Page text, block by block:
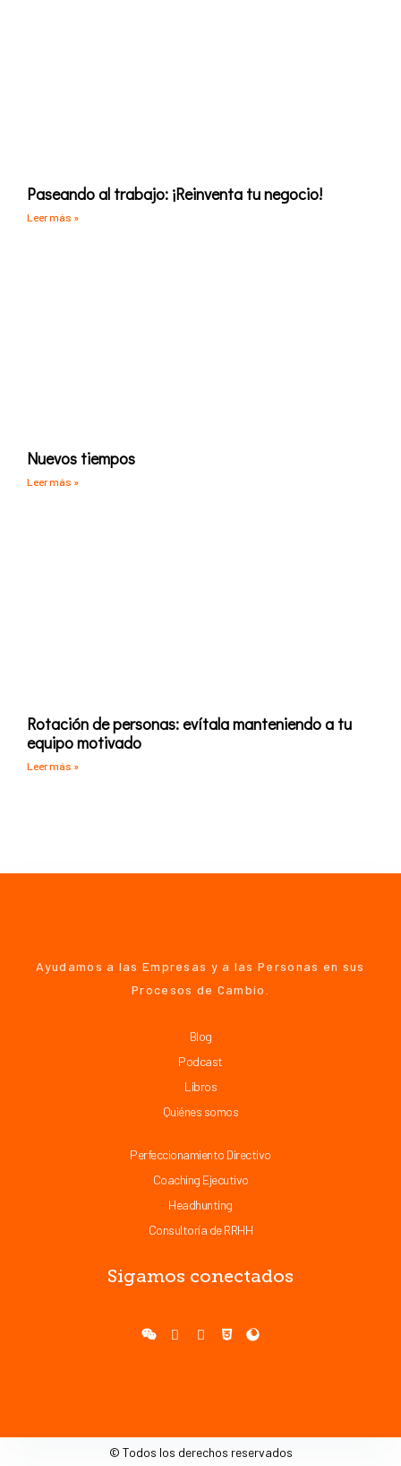
Paseando al trabajo: ¡Reinventa tu negocio!
Leer más »
Nuevos tiempos
Leer más »
Rotación de personas: evítala manteniendo a tu
equipo motivado
Leer más »
Ayudamos a las Empresas y a las Personas en sus
Procesos de Cambio.
Blog
Podcast
Libros
Quiénes somos
Perfeccionamiento Directivo
Coaching Ejecutivo
Headhunting
Consultoría de RRHH
Sigamos conectados
© Todos los derechos reservados